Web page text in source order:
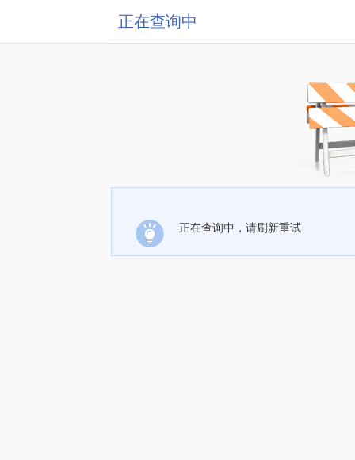
正在查询中
正在查询中，请刷新重试